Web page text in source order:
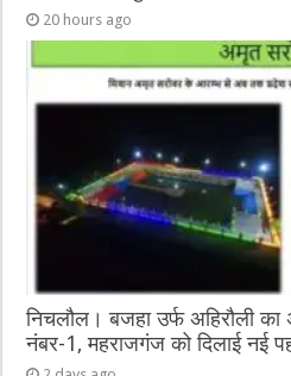
20 hours ago
निचलौल। बजहा उर्फ अहिरौली
नंबर-1, महराजगंज को दिलाई नई